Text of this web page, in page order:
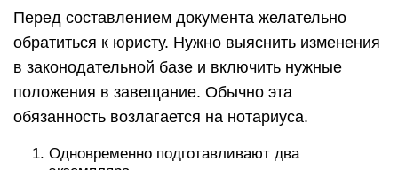
Перед составлением документа желательно
обратиться к юристу. Нужно выяснить изменения
в законодательной базе и включить нужные
положения в завещание. Обычно эта
обязанность возлагается на нотариуса.
Одновременно подготавливают два